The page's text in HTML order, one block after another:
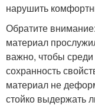
нарушить
Обратите
материал
важно, чтобы
сохранность
материал не
стойко выдержать